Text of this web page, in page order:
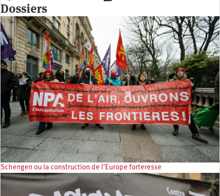
Dossiers
Schengen ou la construction de l’Europe forteresse